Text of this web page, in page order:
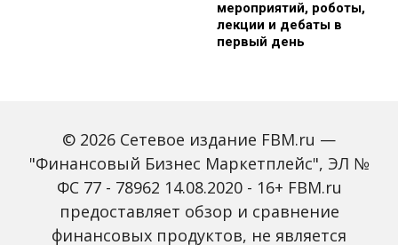
мероприятий, роботы,
лекции и дебаты в
первый день
Зарплаты вырастут,
банки включат защиту
Россиян предупредили
© 2026 Сетевое издание FBM.ru —
"Финансовый Бизнес Маркетплейс", ЭЛ №
ФС 77 - 78962 14.08.2020 - 16+ FBM.ru
предоставляет обзор и сравнение
финансовых продуктов, не является